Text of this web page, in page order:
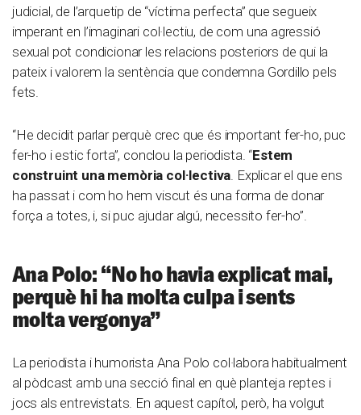
judicial, de l’arquetip de “víctima perfecta” que segueix
imperant en l’imaginari col·lectiu, de com una agressió
sexual pot condicionar les relacions posteriors de qui la
pateix i valorem la sentència que condemna Gordillo pels
fets.
“He decidit parlar perquè crec que és important fer-ho, puc
fer-ho i estic forta”, conclou la periodista. “Estem
construint una memòria col·lectiva . Explicar el que ens
ha passat i com ho hem viscut és una forma de donar
força a totes, i, si puc ajudar algú, necessito fer-ho”.
Ana Polo: “No ho havia explicat mai,
perquè hi ha molta culpa i sents
molta vergonya”
La periodista i humorista Ana Polo col·labora habitualment
al pòdcast amb una secció final en què planteja reptes i
jocs als entrevistats. En aquest capítol, però, ha volgut